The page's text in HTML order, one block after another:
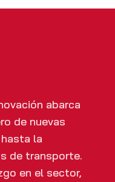
abarca
de nuevas
la
de transporte.
en el sector,